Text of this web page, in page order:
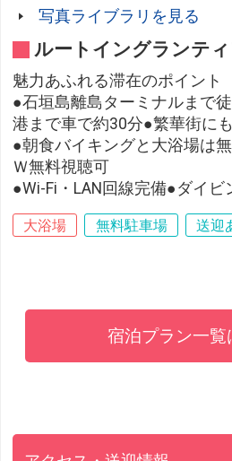
写真ライブラリを見る
ルートイングランテ
魅力あふれる滞在のポイント
●石垣島離島ターミナルまで
港まで車で約30分●繁華街に
●朝食バイキングと大浴場は
Ｗ無料視聴可
●Wi-Fi・LAN回線完備●ダイ
大浴場 無料駐車場 送迎
宿泊プラン一覧